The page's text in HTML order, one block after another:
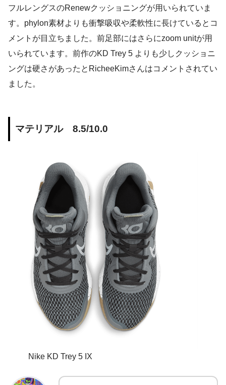
フルレングスのRenewクッショニングが用いられていま
す。phylon素材よりも衝撃吸収や柔軟性に長けているとコ
メントが目立ちました。前足部にはさらにzoom unitが用
いられています。前作のKD Trey 5 よりも少しクッショニ
ングは硬さがあったとRicheeKimさんはコメントされてい
ました。
マテリアル 8.5/10.0
Nike KD Trey 5 IX